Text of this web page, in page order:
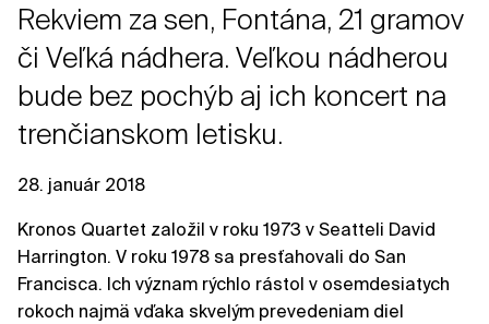
Rekviem za sen, Fontána, 21 gramov
či Veľká nádhera. Veľkou nádherou
bude bez pochýb aj ich koncert na
trenčianskom letisku.
28. január 2018
Kronos Quartet založil v roku 1973 v Seatteli David
Harrington. V roku 1978 sa presťahovali do San
Francisca. Ich význam rýchlo rástol v osemdesiatych
rokoch najmä vďaka skvelým prevedeniam diel